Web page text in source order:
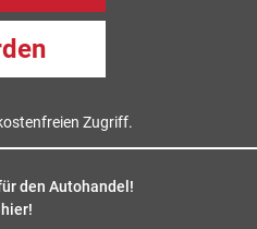
Zugriff.
den Autohandel!
!